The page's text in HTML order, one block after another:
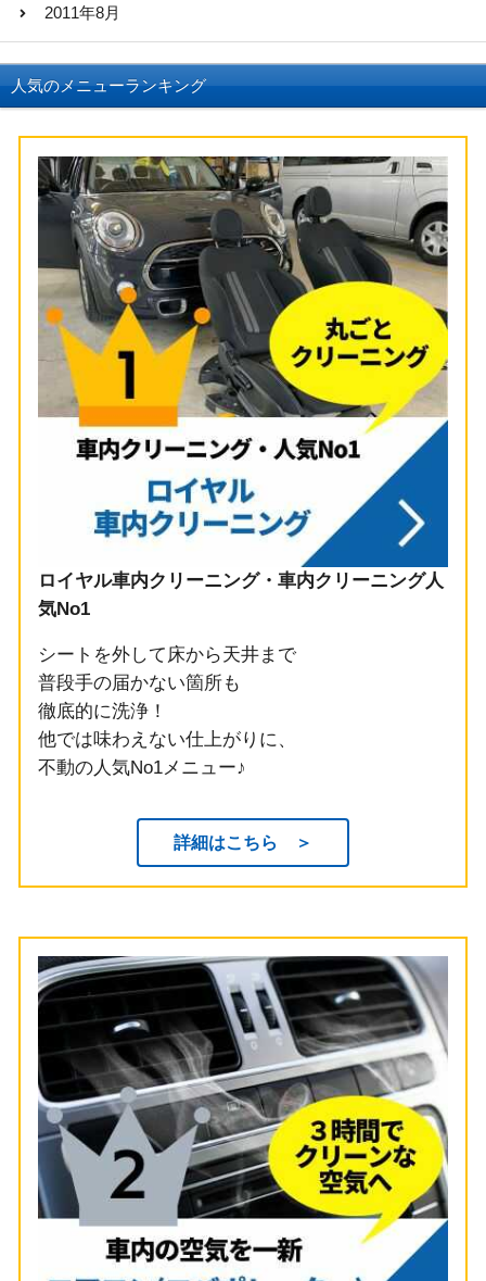
2011年8月
人気のメニューランキング
ロイヤル車内クリーニング・車内クリーニング人
気No1
シートを外して床から天井まで
普段手の届かない箇所も
徹底的に洗浄！
他では味わえない仕上がりに、
不動の人気No1メニュー♪
詳細はこちら ＞